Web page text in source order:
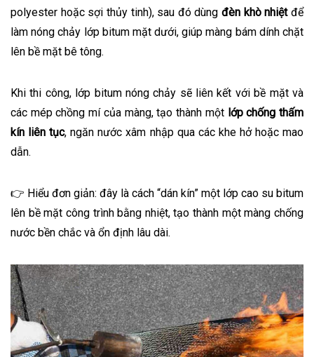
polyester hoặc sợi thủy tinh), sau đó dùngđèn khò nhiệtđể
làm nóng chảy lớp bitum mặt dưới, giúp màng bám dính chặt
lên bề mặt bê tông.
Khi thi công, lớp bitum nóng chảy sẽ liên kết với bề mặt và
các mép chồng mí của màng, tạo thành một lớp chống thấm
kín liên tục, ngăn nước xâm nhập qua các khe hở hoặc mao
dẫn.
👉 Hiểu đơn giản: đây là cách “dán kín” một lớp cao su bitum
lên bề mặt công trình bằng nhiệt, tạo thành một màng chống
nước bền chắc và ổn định lâu dài.